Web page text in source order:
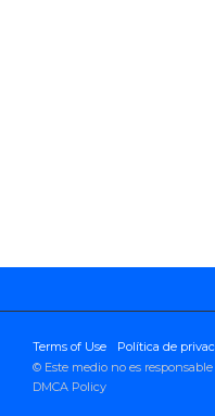
Terms of Use Política de
© Este medio no es
DMCA Policy